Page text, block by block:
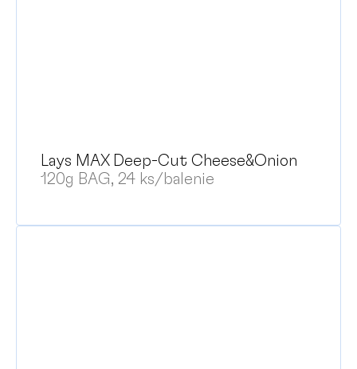
Lays MAX Deep-Cut Cheese&Onion
120g BAG, 24 ks/balenie